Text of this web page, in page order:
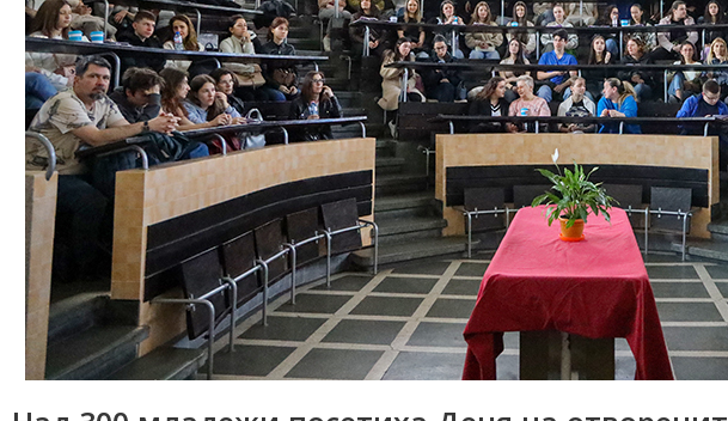
Медицински факултет
Факултет по дентална медицина
Фармацевтичен факултет
Факултет по обществено здраве
Филиал „Проф. д-р Ив. Митев” –
Враца
Медицински колеж – София
Научно-изследователски институт
ДЕОС
СОССБОС
Развойно-
техническа
база
Почивна
база-Китен